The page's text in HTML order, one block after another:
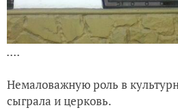
....
Немаловажную роль в
сыграла и церковь.